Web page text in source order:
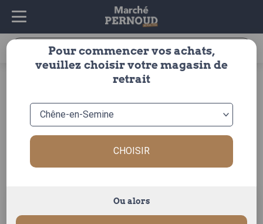
Recherche
Pour commencer vos achats,
veuillez choisir votre magasin de
retrait
CHOISIR
Ou alors
fruits & légumes > legumes
FILTRER